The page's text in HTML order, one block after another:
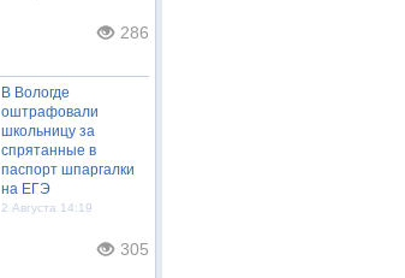
286
В Вологде
оштрафовали
школьницу за
спрятанные в
паспорт шпаргалки
на ЕГЭ
2 Августа 14:19
305